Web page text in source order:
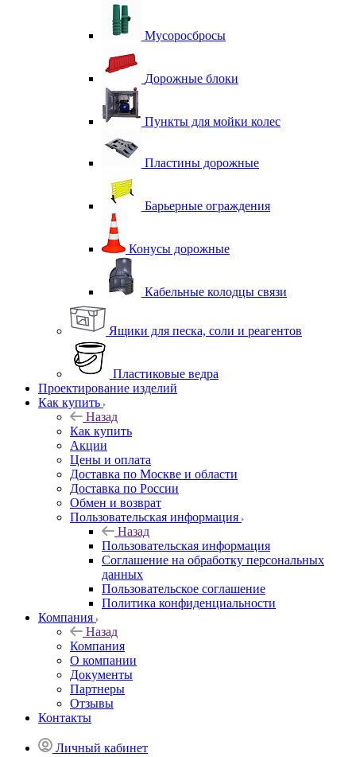
Мусоросбросы
Дорожные блоки
Пункты для мойки колес
Пластины дорожные
Барьерные ограждения
Конусы дорожные
Кабельные колодцы связи
Ящики для песка, соли и реагентов
Пластиковые ведра
Проектирование изделий
Как купить
Назад
Как купить
Акции
Цены и оплата
Доставка по Москве и области
Доставка по России
Обмен и возврат
Пользовательская информация
Назад
Пользовательская информация
Соглашение на обработку персональных
данных
Пользовательское соглашение
Политика конфиденциальности
Компания
Назад
Компания
О компании
Документы
Партнеры
Отзывы
Контакты
Личный кабинет